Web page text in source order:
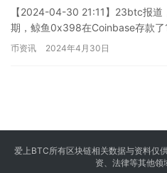
【2024-04-30 21:11】23btc报
期，鲸鱼0x398在Coinbase存款
元)。该鲸鱼在…
币资讯 2024年4月30日
爱上BTC所有区块链相关数据与资料仅
资、法律等其他领